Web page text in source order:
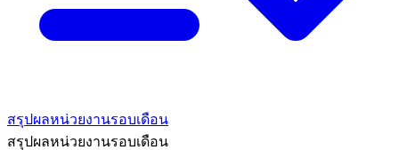
สรุปผลหน่วยงานรอบเดือน
สรุปผลหน่วยงานรอบเดือน